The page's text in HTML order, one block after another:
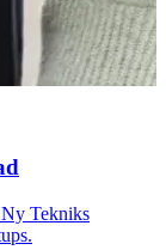
Tekniks